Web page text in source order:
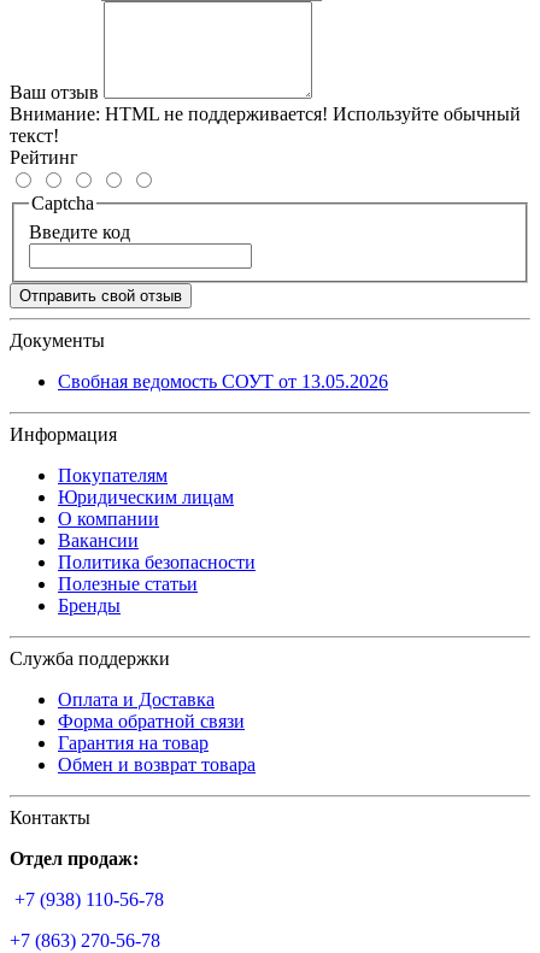
Ваш отзыв
Внимание: HTML не поддерживается! Используйте обычный
текст!
Рейтинг
Captcha
Введите код
Отправить свой отзыв
Документы
Свобная ведомость СОУТ от 13.05.2026
Информация
Покупателям
Юридическим лицам
О компании
Вакансии
Политика безопасности
Полезные статьи
Бренды
Служба поддержки
Оплата и Доставка
Форма обратной связи
Гарантия на товар
Обмен и возврат товара
Контакты
Отдел продаж:
+7 (938) 110-56-78
+7 (863) 270-56-78